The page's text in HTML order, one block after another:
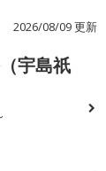
2026/08/09 更新
宇島祇